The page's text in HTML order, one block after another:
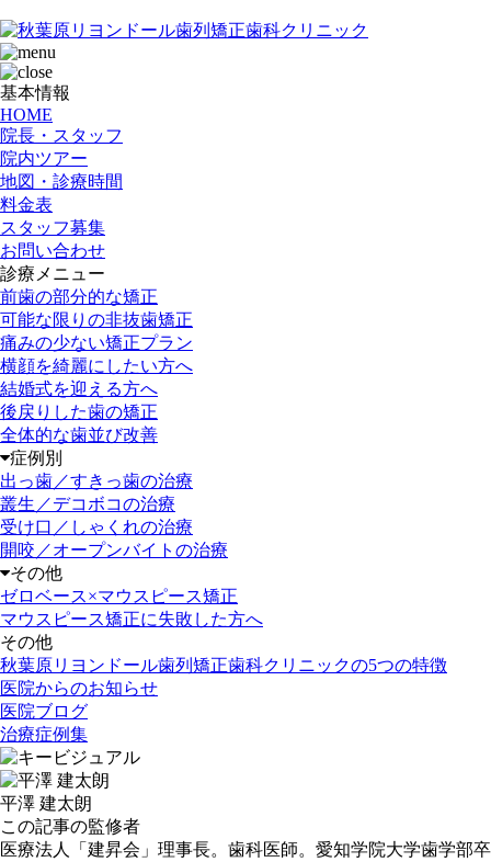
基本情報
HOME
院長・スタッフ
院内ツアー
地図・診療時間
料金表
スタッフ募集
お問い合わせ
診療メニュー
前歯の部分的な矯正
可能な限りの非抜歯矯正
痛みの少ない矯正プラン
横顔を綺麗にしたい方へ
結婚式を迎える方へ
後戻りした歯の矯正
全体的な歯並び改善
症例別
出っ歯／すきっ歯の治療
叢生／デコボコの治療
受け口／しゃくれの治療
開咬／オープンバイトの治療
その他
ゼロベース×マウスピース矯正
マウスピース矯正に失敗した方へ
その他
秋葉原リヨンドール歯列矯正歯科クリニックの5つの特徴
医院からのお知らせ
医院ブログ
治療症例集
平澤 建太朗
この記事の監修者
医療法人「建昇会」理事長。歯科医師。愛知学院大学歯学部卒